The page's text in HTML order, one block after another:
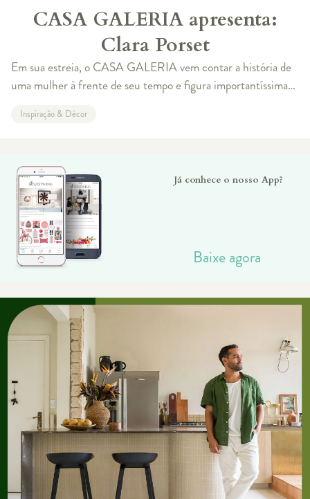
CASA GALERIA apresenta:
Clara Porset
Em sua estreia, o CASA GALERIA vem contar a história de
uma mulher à frente de seu tempo e figura importantíssima
Inspiração & Décor
Já conhece o nosso App?
Baixe agora